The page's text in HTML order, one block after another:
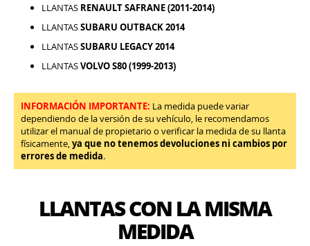
LLANTAS RENAULT SAFRANE (2011-2014)
LLANTASSUBARU OUTBACK 2014
LLANTASSUBARU LEGACY 2014
LLANTASVOLVO S80 (1999-2013)
INFORMACIÓN IMPORTANTE: La medida puede variar
dependiendo de la versión de su vehículo, le recomendamos
utilizar el manual de propietario o verificar la medida de su llanta
físicamente,ya que no tenemos devoluciones ni cambios por
errores de medida.
LLANTAS CON LA MISMA
MEDIDA